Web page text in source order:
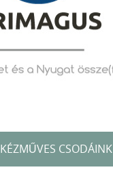
KÉZMŰVES CSODÁINK